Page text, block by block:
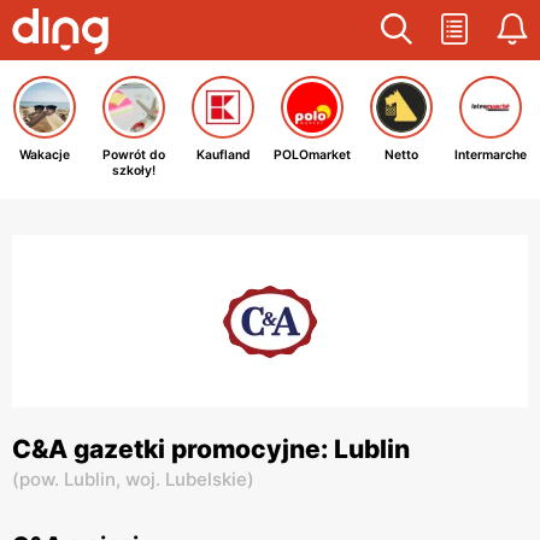
Wakacje
Powrót do
szkoły!
Kaufland POLOmarket Netto Intermarche
C&A gazetki promocyjne: Lublin
(pow. Lublin, woj. Lubelskie)